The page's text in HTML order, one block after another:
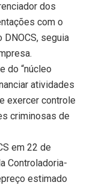
dos
com o
DNOCS, seguia
do “núcleo
atividades
exercer controle
criminosas de
em 22 de
Controladoria-
estimado